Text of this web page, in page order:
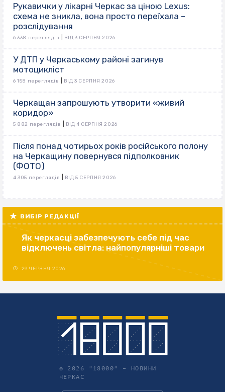
Рукавички у лікарні Черкас за ціною Lexus:
схема не зникла, вона просто переїхала –
розслідування
6 338 переглядів ВІД 3 СЕРПНЯ 2026
У ДТП у Черкаському районі загинув
мотоцикліст
6 158 переглядів ВІД 3 СЕРПНЯ 2026
Черкащан запрошують утворити «живий
коридор»
5 882 переглядів ВІД 4 СЕРПНЯ 2026
Після понад чотирьох років російського полону
на Черкащину повернувся підполковник
(ФОТО)
4 305 переглядів ВІД 5 СЕРПНЯ 2026
ВИБІР РЕДАКЦІЇ
Як черкасці забезпечують себе під час
відключень світла: найпопулярніші товари
29 ЧЕРВНЯ 2026
© 2026 "18000" – НОВИНИ
ЧЕРКАС